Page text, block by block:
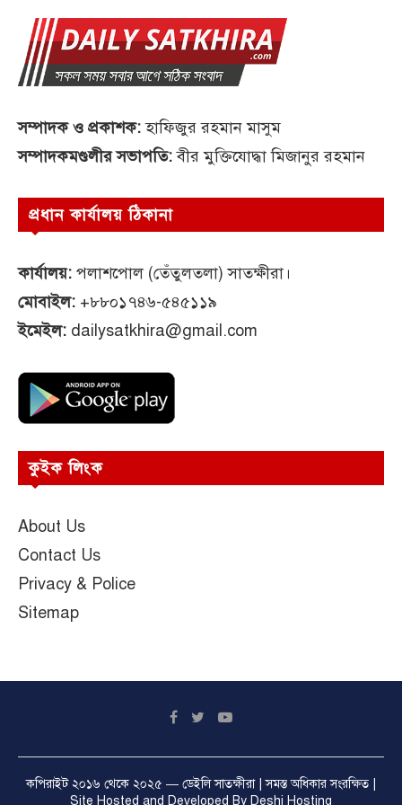
সম্পাদক ও প্রকাশক:হাফিজুর রহমান মাসুম
সম্পাদকমণ্ডলীর সভাপতি:বীর মুক্তিযোদ্ধা মিজানুর রহমান
প্রধান কার্যালয় ঠিকানা
কার্যালয়: পলাশপোল (তেঁতুলতলা) সাতক্ষীরা।
মোবাইল: +৮৮০১৭৪৬-৫৪৫১১৯
ইমেইল: dailysatkhira@gmail.com
কুইক লিংক
About Us
Contact Us
Privacy & Police
Sitemap
কপিরাইট ২০১৬ থেকে ২০২৫ — ডেইলি সাতক্ষীরা| সমস্ত অধিকার সংরক্ষিত |
Site Hosted and Developed By Deshi Hosting